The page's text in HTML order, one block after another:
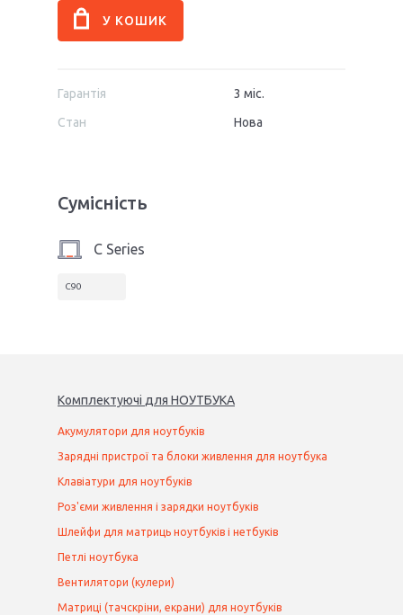
Гарантія
3 міс.
Стан
Нова
Сумісність
C Series
C90
Комплектуючі для НОУТБУКА
Акумулятори для ноутбуків
Зарядні пристрої та блоки живлення для ноутбука
Клавіатури для ноутбуків
Роз'єми живлення і зарядки ноутбуків
Шлейфи для матриць ноутбуків і нетбуків
Петлі ноутбука
Вентилятори (кулери)
Матриці (тачскріни, екрани) для ноутбуків